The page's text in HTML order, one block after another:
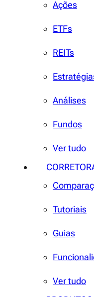
Ações
ETFs
REITs
Análises
Fundos
Ver tudo
Tutoriais
Guias
Ver tudo